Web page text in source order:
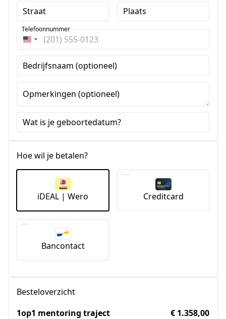
Straat Plaats
Verenigde
Staten
+1
Telefoonnummer
Bedrijfsnaam (optioneel)
Opmerkingen (optioneel)
Wat is je geboortedatum?
Hoe wil je betalen?
iDEAL | Wero Creditcard
Bancontact
Besteloverzicht
1op1 mentoring traject
€ 1.358,00